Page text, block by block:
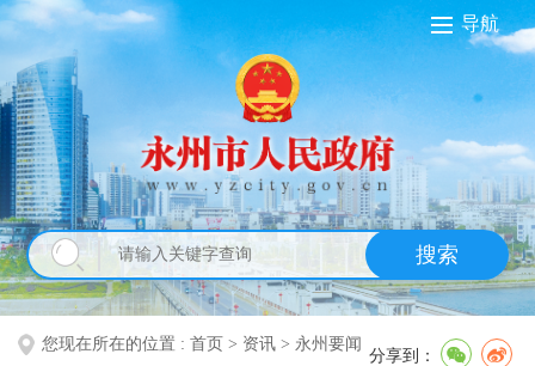
导航
搜索
您现在所在的位置 : 首页 > 资讯 > 永州要闻
分享到：